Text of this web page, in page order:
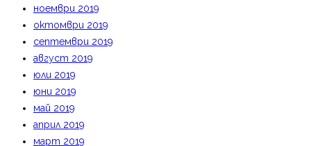
ноември 2019
октомври 2019
септември 2019
август 2019
юли 2019
юни 2019
май 2019
април 2019
март 2019